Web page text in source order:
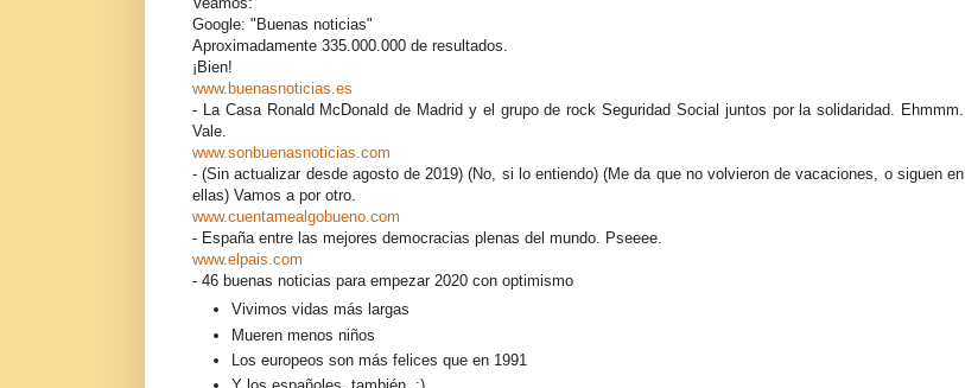
Google: "Buenas noticias"
Aproximadamente 335.000.000 de resultados.
¡Bien!
www.buenasnoticias.es
- La Casa Ronald McDonald de Madrid y el grupo de rock Seguridad Social juntos por la solidaridad. Ehmmm.
Vale.
www.sonbuenasnoticias.com
- (Sin actualizar desde agosto de 2019) (No, si lo entiendo) (Me da que no volvieron de vacaciones, o siguen en
ellas) Vamos a por otro.
www.cuentamealgobueno.com
- España entre las mejores democracias plenas del mundo. Pseeee.
www.elpais.com
- 46 buenas noticias para empezar 2020 con optimismo
Vivimos vidas más largas
Mueren menos niños
Los europeos son más felices que en 1991